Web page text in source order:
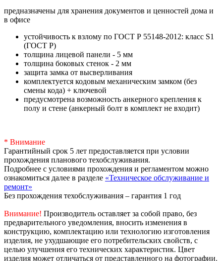
предназначены для хранения документов и ценностей дома и
в офисе
устойчивость к взлому по ГОСТ Р 55148-2012: класс S1
(ГОСТ Р)
толщина лицевой панели - 5 мм
толщина боковых стенок - 2 мм
защита замка от высверливания
комплектуется кодовым механическим замком (без
смены кода) + ключевой
предусмотрена возможность анкерного крепления к
полу и стене (анкерный болт в комплект не входит)
* Внимание
Гарантийный срок 5 лет предоставляется при условии
прохождения планового техобслуживания.
Подробнее с условиями прохождения и регламентом можно
ознакомиться далее в разделе «Техническое обслуживание и
ремонт»
Без прохождения техобслуживания – гарантия 1 год
Внимание! Производитель оставляет за собой право, без
предварительного уведомления, вносить изменения в
конструкцию, комплектацию или технологию изготовления
изделия, не ухудшающие его потребительских свойств, с
целью улучшения его технических характеристик. Цвет
изделия может отличаться от представленного на фотографии.